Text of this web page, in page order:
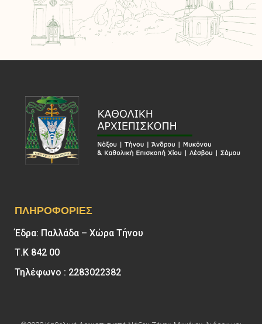
ΠΛΗΡΟΦΟΡΊΕΣ
Έδρα: Παλλάδα – Χώρα Τήνου
Τ.Κ 842 00
Τηλέφωνο : 2283022382